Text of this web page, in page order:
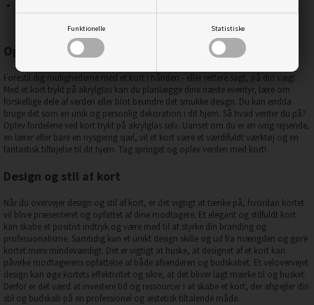
Funktionelle Statistiske
og langvarige.
Oplev verden med kort
Forestil dig mulighederne med et kort i hånden - eller rettere sagt, på din væg!
Med et kort trykt på akrylglas kan du planlægge dine næste eventyr, lære om
forskellige dele af verden eller blot beundre det smukke design. Du kan endda
bruge det som en unik og personlig dekoration i dit hjem. Så hvad venter du på?
Oplev fordelene ved kort trykt på akrylglas selv. Uanset om du er en ivrig rejsende,
en lærer eller bare en nysgerrig sjæl, vil et kort være et værdifuldt værktøj og en
fantastisk tilføjelse til dit hjem. Tag springet og oplev verden med kort!
Design og stil af kort
Når du overvejer design og stil af kort, er det vigtigt at tænke på, hvordan kortet
vil blive præsenteret og opfattet af dine modtagere. Et elegant og stilfuldt kort
kan skabe et positivt indtryk og være med til at styrke din branding og
professionalisme. Samtidig kan et unikt design skille sig ud fra mængden og gøre
kortet mere mindeværdigt. Det er vigtigt at huske, at designet af et kort kan
påvirke modtagerens opfattelse af både afsenderen og budskabet. Et velovervejet
design kan øge kortets effektivitet og sikre, at det bliver lagt mærke til og husket.
Derfor er det værd at investere tid og ressourcer i at skabe et kort, der afspejler din
stil og budskab på en professionel og æstetisk tiltalende måde.